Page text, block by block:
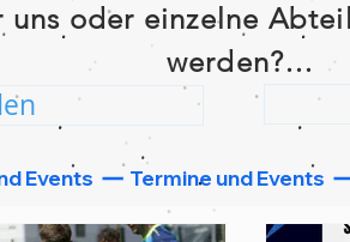
uns oder einzelne
werden?
beiden unten
schnellstmöglich bei dir